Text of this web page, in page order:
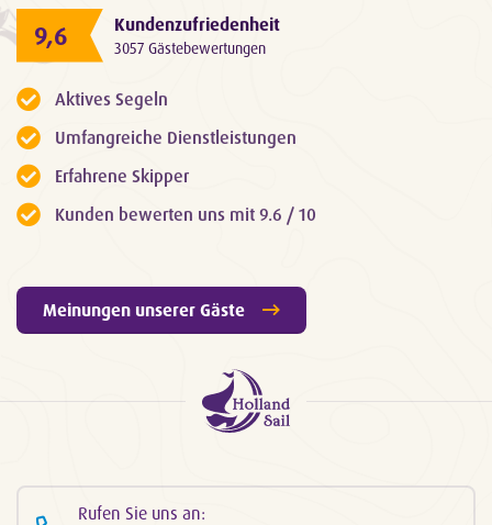
9,6 Kundenzufriedenheit
3057 Gästebewertungen
Aktives Segeln
Umfangreiche Dienstleistungen
Erfahrene Skipper
Kunden bewerten uns mit 9.6 / 10
Meinungen unserer Gäste
Rufen Sie uns an: